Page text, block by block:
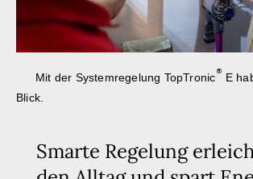
Mit der Systemregelung TopTronic
E
Blick.
Smarte Regelung